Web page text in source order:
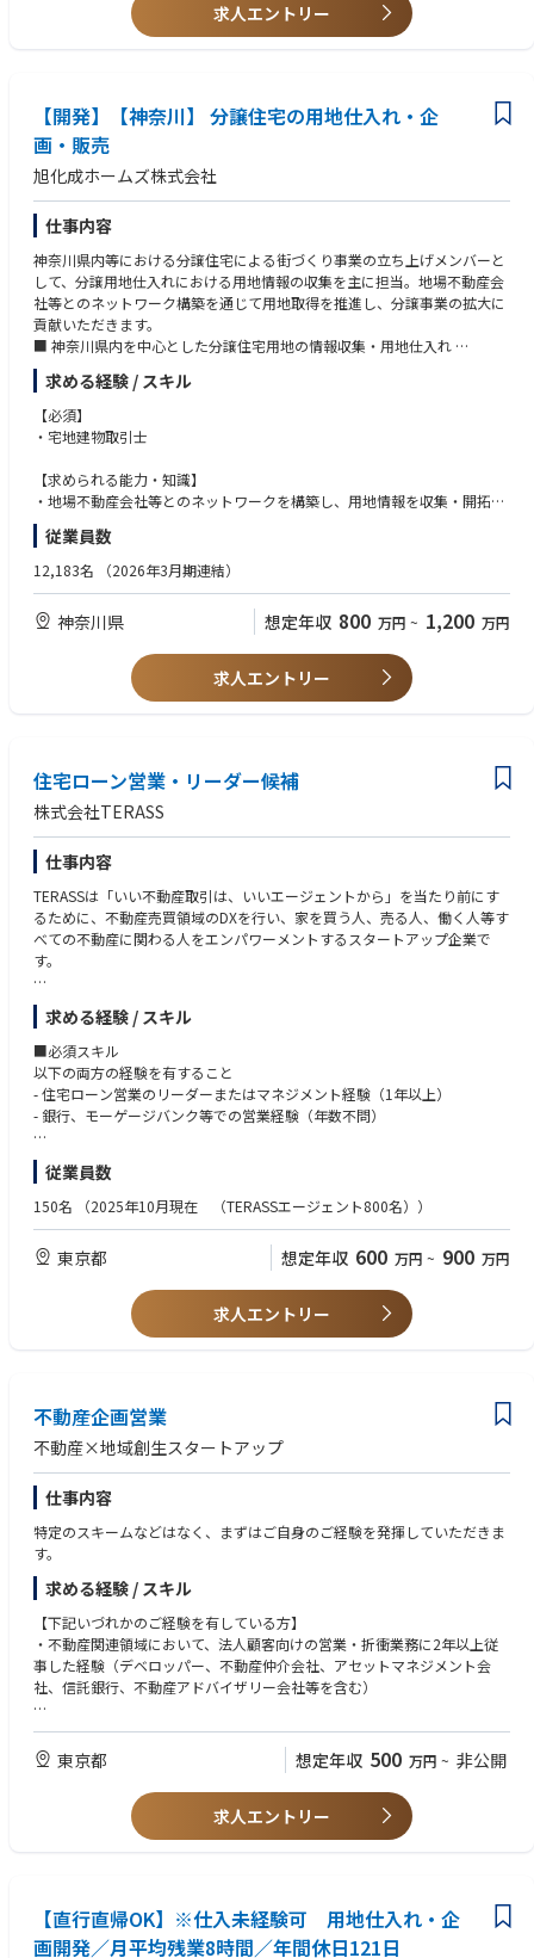
【当事業部について】
トナー様からのご紹介がメインとなりお客様のご要望に最大限お応えでき
るよう取り組みを行っております。
求人エントリー
【開発】【神奈川】 分譲住宅の用地仕入れ・企
画・販売
旭化成ホームズ株式会社
仕事内容
神奈川県内等における分譲住宅による街づくり事業の立ち上げメンバーと
して、分譲用地仕入れにおける用地情報の収集を主に担当。地場不動産会
社等とのネットワーク構築を通じて用地取得を推進し、分譲事業の拡大に
貢献いただきます。
■ 神奈川県内を中心とした分譲住宅用地の情報収集・用地仕入れ
■ 地場不動産会社等への訪問・関係構築による土地情報の開拓
■ 分譲プロジェクトの企画・販売業務のサポート
求める経験 / スキル
【必須】
・宅地建物取引士
【求められる能力・知識】
・地場不動産会社等とのネットワークを構築し、用地情報を収集・開拓で
きる営業力
・新規事業の立ち上げフェーズを楽しみ、チャレンジできるマインド
従業員数
12,183名 （2026年3月期連結）
神奈川県 想定年収 800 万円 ~ 1,200 万円
求人エントリー
住宅ローン営業・リーダー候補
株式会社TERASS
仕事内容
TERASSは「いい不動産取引は、いいエージェントから」を当たり前にす
るために、不動産売買領域のDXを行い、家を買う人、売る人、働く人等す
べての不動産に関わる人をエンパワーメントするスタートアップ企業で
す。
▼募集背景
現在、住宅ローン選びの不透明さや煩雑さを解消するため、国内トップク
ラスの住宅ローン比較・提案プラットフォーム「Loan Checker」を主力事
業として展開しています。不動産営業担当者が顧客に最適なローンを提案
できる仕組みを提供し、業界のDXを強力に推進しています。
事業の急成長に伴い、ツールを導入した不動産会社へのコンサルティング
リーダーを募集しています。
【本ポジションにおけるミッション】
Loan Checkerを導入済みの提携不動産会社に対しコンサルティングを行
い、住宅ローン案件の紹介獲得を最大化すること
【上記ミッション達成のための想定アプローチ】
- 住まい選びから計画的な支払いまでを一気通貫してサポート
▼仕事概要
住宅ローン営業チームのリーダーとして、以下をお任せします。
1. 営業推進・案件獲得（個人/チーム）
- 提携不動産会社への定期的なアプローチによる案件相談の獲得
- 提携不動産会社に対する住宅ローンコンサルティングおよび商品の提案
2. チームリーダーシップ・マネジメント
- 営業推進チーム（ローン営業）のメンバーマネジメント、KPI管理
- 営業手法の型化（スクリプト、アプローチ手法の改善）
- メンバーの育成、同行、改善フィードバック
3. 機能間連携
- マーケ企画チームからの新規アカウントの引き継ぎ・オンボーディング
連携
- オペレーションチームへの確度の高い案件トスアップと情報連携
- 現場の声を活かしたプロダクト改善の提案
▼働く魅力
- 自社開発のローン比較SaaS「Loan Checker」を武器に、テクノロジーと
実務（銀行代理業）を掛け合わせた次世代の金融営業を構築できる
- 営業推進プロセスの責任者として、個人・チームの成果のみならず、分
業型組織がスケールするための仕組みづくり（型化・連携フロー改善）に
らの成果が事業の成長に直結する手応えを感じられる環境
- 営業リーダーとしてのマネジメント路線のほか、事業企画やプロダクト
連携など、スタートアップならではの横断的な役割への広がりがある
求める経験 / スキル
■必須スキル
以下の両方の経験を有すること
- 住宅ローン営業のリーダーまたはマネジメント経験（1年以上）
- 銀行、モーゲージバンク等での営業経験（年数不問）
■歓迎スキル
- 不動産仲介会社向けのBtoB営業経験
- インサイドセールスやカスタマーサクセスの手法を用いた営業経験
- 目標達成に向けたKPIマネジメントの経験
- 住宅ローンアドバイザー、FP2級以上の資格保有者
従業員数
150名 （2025年10月現在 （TERASSエージェント800名））
東京都 想定年収 600 万円 ~ 900 万円
求人エントリー
不動産企画営業
不動産×地域創生スタートアップ
仕事内容
特定のスキームなどはなく、まずはご自身のご経験を発揮していただきま
す。
求める経験 / スキル
【下記いづれかのご経験を有している方】
・不動産関連領域において、法人顧客向けの営業・折衝業務に2年以上従
事した経験（デベロッパー、不動産仲介会社、アセットマネジメント会
社、信託銀行、不動産アドバイザリー会社等を含む）
・オフィス、宿泊施設、物流施設、一棟収益物件、または事業用地などの
不動産を対象とした売買・取得・仲介業務に携わった経験
・数億円規模の不動産取引において、案件の推進から最終契約・決済まで
主体的に担当した実績
・収益不動産（オフィスビル、ホテル、物流施設、一棟レジデンス等）の
売買、取得、仲介に関する知見や実務経験
東京都 想定年収 500 万円 ~ 非公開
求人エントリー
【直行直帰OK】※仕入未経験可 用地仕入れ・企
画開発／月平均残業8時間／年間休日121日